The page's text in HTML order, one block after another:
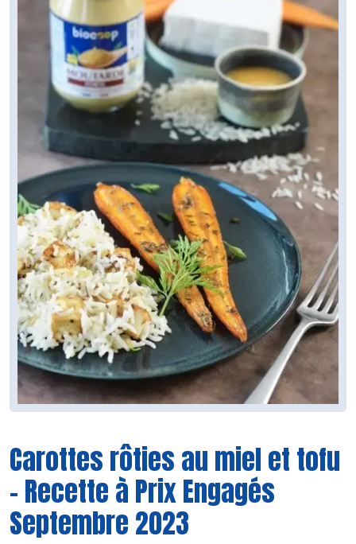
Carottes rôties au miel et tofu
- Recette à Prix Engagés
Septembre 2023